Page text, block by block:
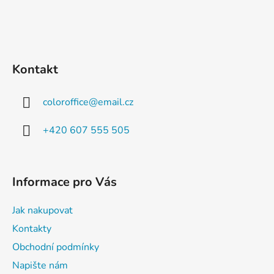
Kontakt
coloroffice@email.cz
+420 607 555 505
Informace pro Vás
Jak nakupovat
Kontakty
Obchodní podmínky
Napište nám